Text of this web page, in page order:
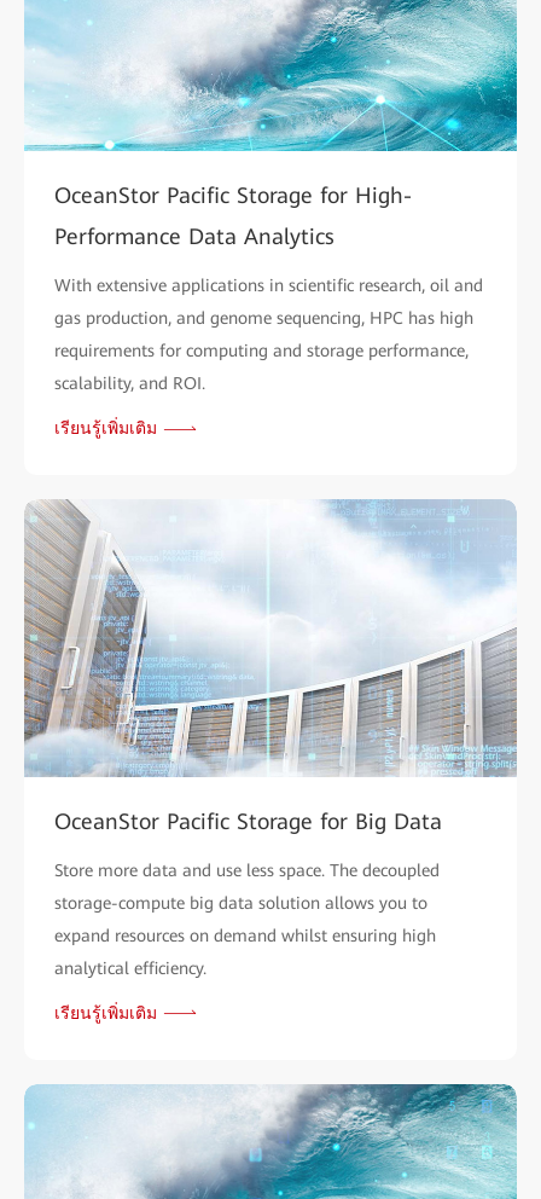
OceanStor Pacific Storage for High-
Performance Data Analytics
With extensive applications in scientific research, oil and
gas production, and genome sequencing, HPC has high
requirements for computing and storage performance,
scalability, and ROI.
เรียนรู้เพิ่มเติม
OceanStor Pacific Storage for Big Data
Store more data and use less space. The decoupled
storage-compute big data solution allows you to
expand resources on demand whilst ensuring high
analytical efficiency.
เรียนรู้เพิ่มเติม